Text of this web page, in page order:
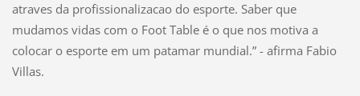
atraves da profissionalizacao do esporte. Saber que
mudamos vidas com o Foot Table é o que nos motiva a
colocar o esporte em um patamar mundial.” - afirma Fabio
Villas.